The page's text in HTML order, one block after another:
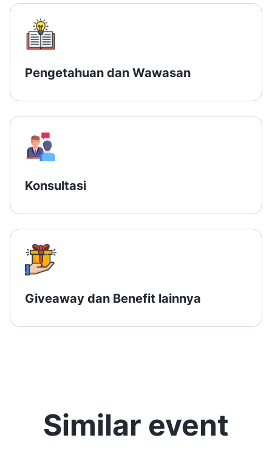
Pengetahuan dan Wawasan
Konsultasi
Giveaway dan Benefit lainnya
Similar event